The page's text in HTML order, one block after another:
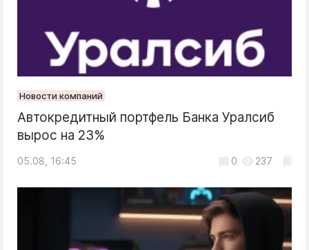
Новости компаний
Автокредитный портфель Банка Уралсиб
вырос на 23%
05.08, 16:45 0 237